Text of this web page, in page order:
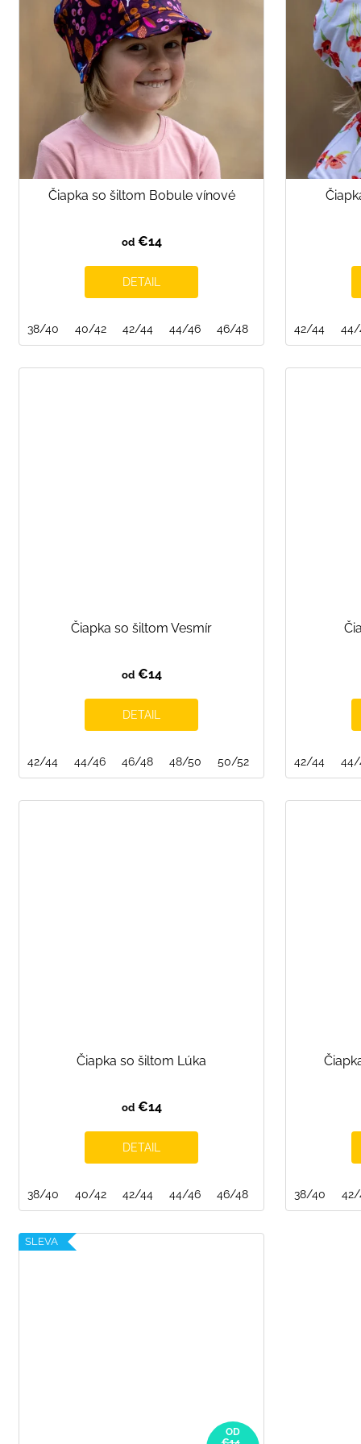
o
Čiapka so šiltom Bobule vínové
od€14
DETAIL
38/40 40/42 42/44 44/46 46/48 48/50 50/52
42/44 44/
Čiapka so šiltom Vesmír
od€14
DETAIL
42/44 44/46 46/48 48/50 50/52 52/5442/44 44/
Čiapka so šiltom Lúka
od€14
DETAIL
38/40 40/42 42/44 44/46 46/48 48/50 50/52
38/40 42/
SLEVA
OD